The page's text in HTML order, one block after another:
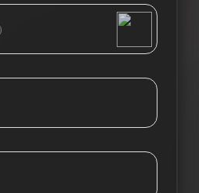
Tieba